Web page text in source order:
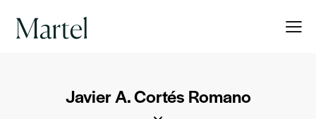
Javier A. Cortés Romano